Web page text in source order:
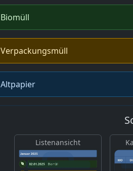
Biomüll
Verpackungsmüll
Altpapier
Listenansicht